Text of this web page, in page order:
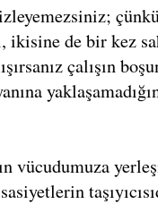
ikisine de bir kez
çalışın
vücudumuza